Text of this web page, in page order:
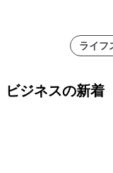
ライフ
ビジネスの新着